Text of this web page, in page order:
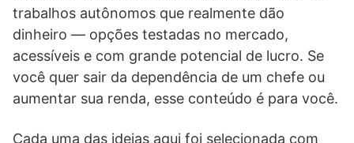
trabalhos autônomos que realmente dão
dinheiro — opções testadas no mercado,
acessíveis e com grande potencial de lucro. Se
você quer sair da dependência de um chefe ou
aumentar sua renda, esse conteúdo é para você.
Cada uma das ideias aqui foi selecionada com